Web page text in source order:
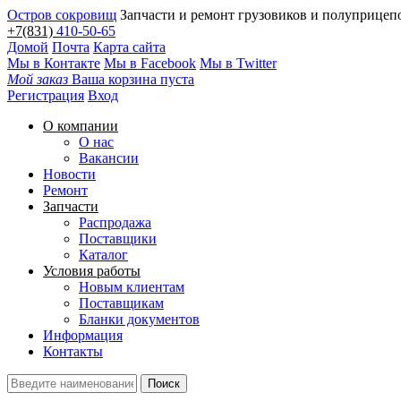
Остров сокровищ Запчасти и ремонт грузовиков и
+7(831) 410-50-65
Домой Почта Карта сайта
Мы в Контакте Мы в Facebook Мы в Twitter
Мой заказ Ваша корзина пуста
Регистрация Вход
О компании
О нас
Вакансии
Новости
Ремонт
Запчасти
Распродажа
Поставщики
Каталог
Условия работы
Новым клиентам
Поставщикам
Бланки документов
Информация
Контакты